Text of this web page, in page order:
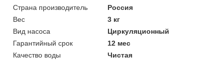
Страна производитель
Россия
Вес
3 кг
Вид насоса
Циркуляционный
Гарантийный срок
12 мес
Качество воды
Чистая